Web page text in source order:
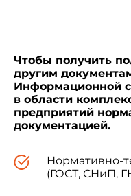
МИ 1870-88
5.
Чтобы получить
другим
Информационной
в области
предприятий
документацией.
Нормативно-
(ГОСТ, СНиП,